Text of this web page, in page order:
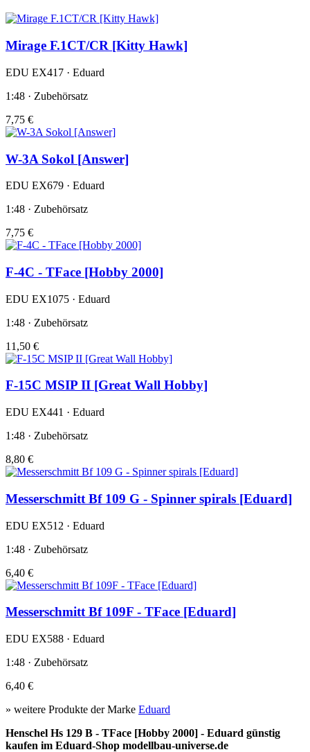
Mirage F.1CT/CR [Kitty Hawk]
EDU EX417 · Eduard
1:48 · Zubehörsatz
7,75 €
W-3A Sokol [Answer]
EDU EX679 · Eduard
1:48 · Zubehörsatz
7,75 €
F-4C - TFace [Hobby 2000]
EDU EX1075 · Eduard
1:48 · Zubehörsatz
11,50 €
F-15C MSIP II [Great Wall Hobby]
EDU EX441 · Eduard
1:48 · Zubehörsatz
8,80 €
Messerschmitt Bf 109 G - Spinner spirals [Eduard]
EDU EX512 · Eduard
1:48 · Zubehörsatz
6,40 €
Messerschmitt Bf 109F - TFace [Eduard]
EDU EX588 · Eduard
1:48 · Zubehörsatz
6,40 €
» weitere Produkte der Marke Eduard
Henschel Hs 129 B - TFace [Hobby 2000] - Eduard günstig
kaufen im Eduard-Shop modellbau-universe.de